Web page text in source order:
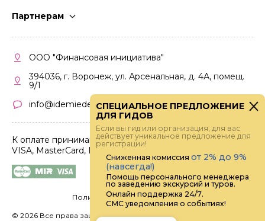
Партнерам
Кабинет партнера
Правила участия
ООО "Финансовая инициатива"
394036, г. Воронеж, ул. Арсенальная, д. 4А, помещ.
9/1
info@idemiedem.ru
К оплате принимаются карты
VISA, MasterCard, МИР
Политика конфиденциальности
© 2026 Все права защищены.
СПЕЦИАЛЬНОЕ ПРЕДЛОЖЕНИЕ
ДЛЯ ГИДОВ
Если вы гид или организация, для вас
действует уникальное предложение для
регистрации!
Сниженная комиссия от 2% до 9%
(навсегда!)
Помощь персонального менеджера
по заведению экскурсий и туров.
Онлайн поддержка 24/7.
СМС уведомления о событиях!